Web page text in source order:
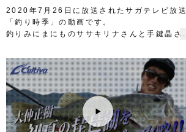
■取材協力
武庫川渡船様
ガッ釣り関西 テレビ大阪 毎週土曜日 6時
20分～6時50分放送
https://www.tv-
OWNERMOVIEhttp://ownertv.jp/
オーナーばりwebsite
http://www.owner.co.jp
2020年7月26日に放送されたサガテレビ放送
「釣り時季」の動画です。
釣りみにまにものササキリナさんと手鍵晶さ
ます。
■使用アイテム
・虫ピンチスリム
・堤防五目完全セット
・ぶっ飛びサビキ完全セット
・竜宮城シリーズお手軽城キス・ハゼ
・竜宮城シリーズお手軽城根魚五目